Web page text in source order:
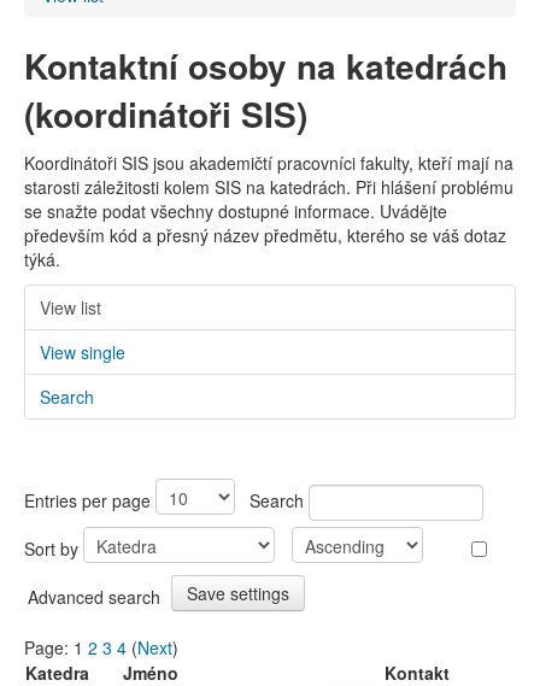
Kontaktní osoby na katedrách
(koordinátoři SIS)
Koordinátoři SIS jsou akademičtí pracovníci fakulty, kteří mají na
starosti záležitosti kolem SIS na katedrách. Při hlášení problému
se snažte podat všechny dostupné informace. Uvádějte
především kód a přesný název předmětu, kterého se váš dotaz
týká.
View list
View single
Search
Entries per page
Search
Sort by
Advanced search
Page: 1 2 3 4 (Next)
Katedra
Jméno
Kontakt